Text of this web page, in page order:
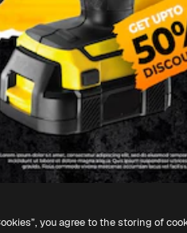
you agree to the storing of